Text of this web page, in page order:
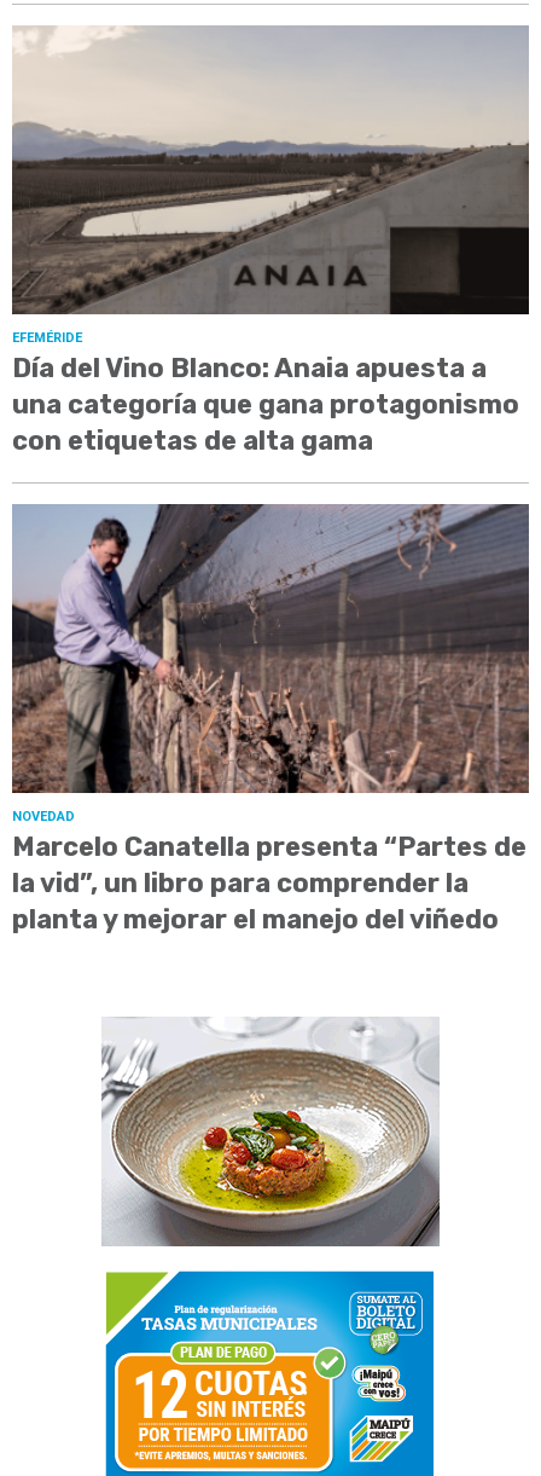
EFEMÉRIDE
Día del Vino Blanco: Anaia apuesta a
una categoría que gana protagonismo
con etiquetas de alta gama
NOVEDAD
Marcelo Canatella presenta “Partes de
la vid”, un libro para comprender la
planta y mejorar el manejo del viñedo